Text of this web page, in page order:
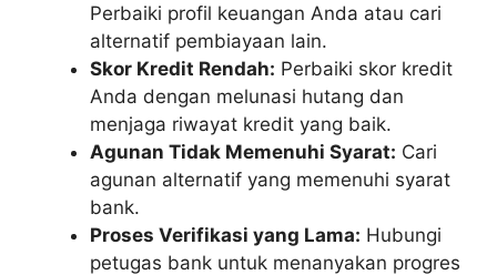
Perbaiki profil keuangan Anda atau cari
alternatif pembiayaan lain.
Skor Kredit Rendah: Perbaiki skor kredit
Anda dengan melunasi hutang dan
menjaga riwayat kredit yang baik.
Agunan Tidak Memenuhi Syarat: Cari
agunan alternatif yang memenuhi syarat
bank.
Proses Verifikasi yang Lama: Hubungi
petugas bank untuk menanyakan progres